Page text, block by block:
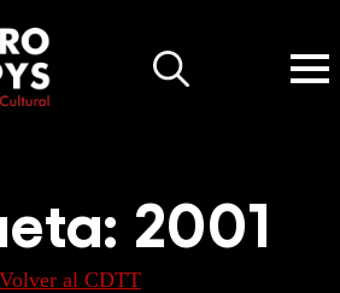
2001
Volver al CDTT